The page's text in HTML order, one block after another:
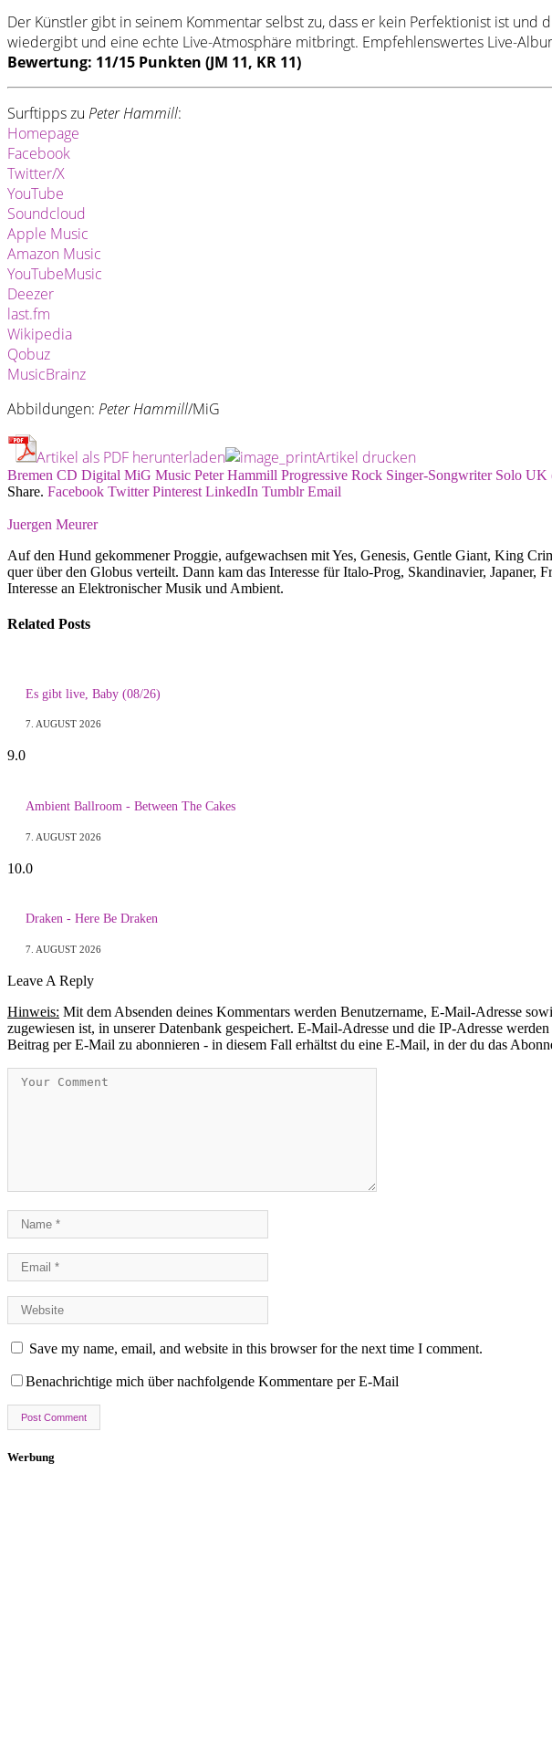
Der Künstler gibt in seinem Kommentar selbst zu, dass er kein Perfektionist ist
wiedergibt und eine echte Live-Atmosphäre mitbringt. Empfehlenswertes Live-
Bewertung: 11/15 Punkten (JM 11, KR 11)
Surftipps zu Peter Hammill:
Homepage
Facebook
Twitter/X
YouTube
Soundcloud
Apple Music
Amazon Music
YouTubeMusic
Deezer
last.fm
Wikipedia
Qobuz
MusicBrainz
Abbildungen: Peter Hammill/MiG
Artikel als PDF herunterladen Artikel drucken
Bremen CD Digital MiG Music Peter Hammill Progressive Rock Singer-Songwriter Solo UK
Share. Facebook Twitter Pinterest LinkedIn Tumblr Email
Juergen Meurer
Auf den Hund gekommener Proggie, aufgewachsen mit Yes, Genesis, Gentle Giant, King
quer über den Globus verteilt. Dann kam das Interesse für Italo-Prog, Skandinavier,
Interesse an Elektronischer Musik und Ambient.
Related Posts
Es gibt live, Baby (08/26)
7. AUGUST 2026
9.0
Ambient Ballroom - Between The Cakes
7. AUGUST 2026
10.0
Draken - Here Be Draken
7. AUGUST 2026
Leave A Reply
Hinweis: Mit dem Absenden deines Kommentars werden Benutzername, E-Mail-Adresse
zugewiesen ist, in unserer Datenbank gespeichert. E-Mail-Adresse und die IP-Adresse
Beitrag per E-Mail zu abonnieren - in diesem Fall erhältst du eine E-Mail, in der du das
Save my name, email, and website in this browser for the next time I comment.
Benachrichtige mich über nachfolgende Kommentare per E-Mail
Werbung